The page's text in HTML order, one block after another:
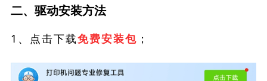
二、驱动安装方法
1、点击下载免费安装包 ；